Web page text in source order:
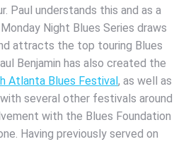
Paul understands this and as a
Night Blues Series draws
attracts the top touring Blues
Benjamin has also created the
Atlanta Blues Festival, as well as
several other festivals around
with the Blues Foundation
Having previously served on